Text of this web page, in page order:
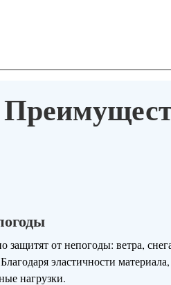
защитят от непогоды: ветра,
эластичности материала,
нагрузки.